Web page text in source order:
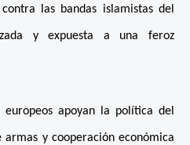
las bandas islamistas del
y expuesta a una feroz
apoyan la política del
y cooperación económica